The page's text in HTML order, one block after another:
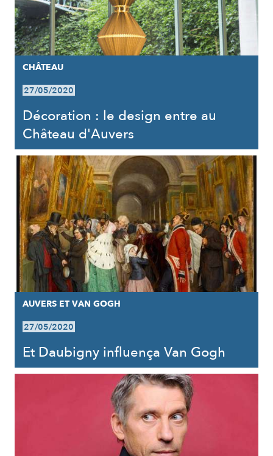
CHÂTEAU
27/05/2020
Décoration : le design entre au
Château d'Auvers
AUVERS ET VAN GOGH
27/05/2020
Et Daubigny influença Van Gogh